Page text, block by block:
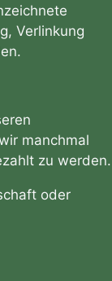
Verlinkung
manchmal
zu werden.
oder